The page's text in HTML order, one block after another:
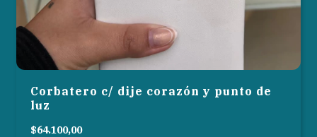
Corbatero c/ dije corazón y punto de
luz
$64.100,00